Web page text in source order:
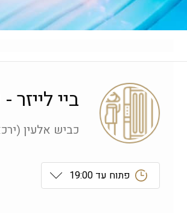
ביי
כביש אלעין
פתוח עד 19:00